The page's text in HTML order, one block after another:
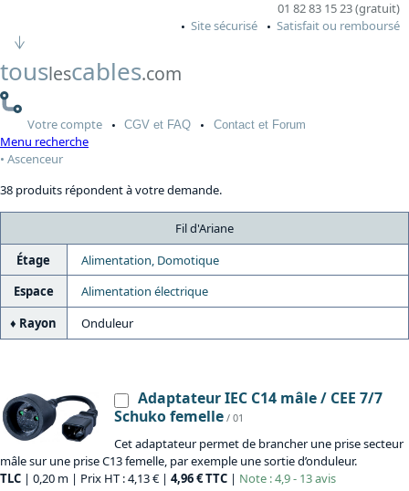
01 82 83 15 23 (gratuit)
Site sécurisé
Satisfait ou remboursé
touslescables.com
Votrecompte CGV et FAQ Contactet Forum
Menu recherche
Ascenceur
38 produits répondent à votre demande.
Fil d'Ariane
Étage
Alimentation, Domotique
Espace
Alimentation électrique
Rayon
Onduleur
Adaptateur IEC C14 mâle / CEE 7/7
Schuko femelle / 01
Cet adaptateur permet de brancher une prise secteur
mâle sur une prise C13 femelle, par exemple une sortie d’onduleur.
TLC | 0,20 m | Prix HT : 4,13 € | 4,96 € TTC | Note : 4,9 - 13 avis